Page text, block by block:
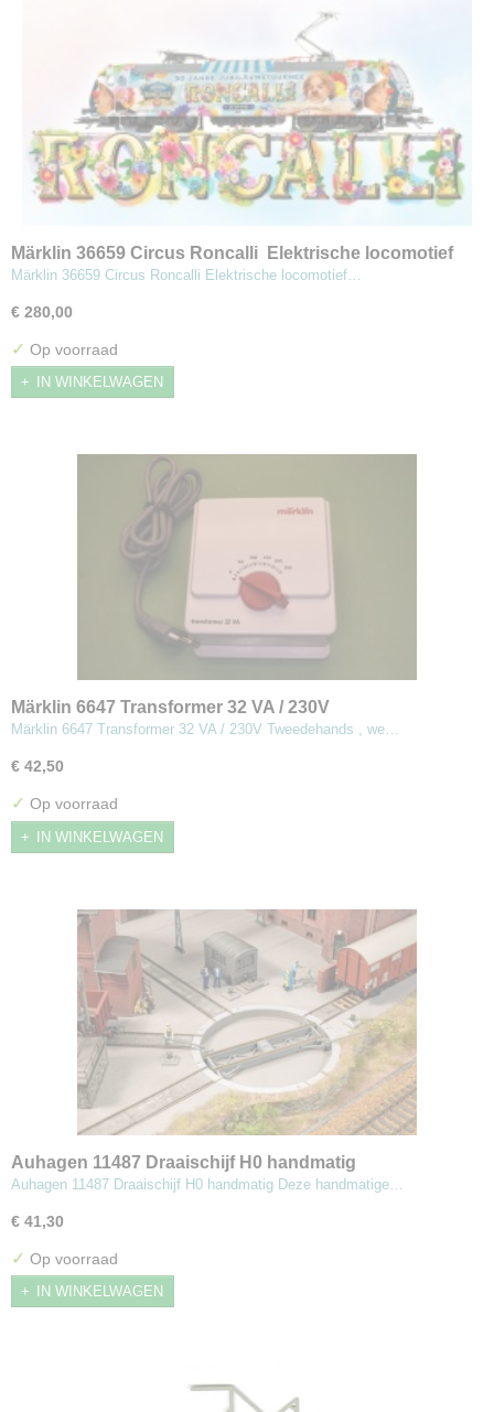
Märklin 36659 Circus Roncalli Elektrische locomotief
type 185.1
Märklin 36659 Circus Roncalli Elektrische locomotief…
€ 280,00
✓ Op voorraad
IN WINKELWAGEN
Märklin 6647 Transformer 32 VA / 230V
Märklin 6647 Transformer 32 VA / 230V Tweedehands , we…
€ 42,50
✓ Op voorraad
IN WINKELWAGEN
Auhagen 11487 Draaischijf H0 handmatig
Auhagen 11487 Draaischijf H0 handmatig Deze handmatige…
€ 41,30
✓ Op voorraad
IN WINKELWAGEN